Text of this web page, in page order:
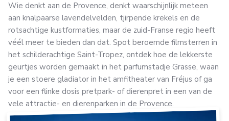
Wie denkt aan de Provence, denkt waarschijnlijk meteen
aan knalpaarse lavendelvelden, tjirpende krekels en de
rotsachtige kustformaties, maar de zuid-Franse regio heeft
véél meer te bieden dan dat. Spot beroemde filmsterren in
het schilderachtige Saint-Tropez, ontdek hoe de lekkerste
geurtjes worden gemaakt in het parfumstadje Grasse, waan
je een stoere gladiator in het amfitheater van Fréjus of ga
voor een flinke dosis pretpark- of dierenpret in een van de
vele attractie- en dierenparken in de Provence.